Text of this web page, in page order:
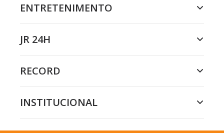
ENTRETENIMENTO
JR 24H
RECORD
INSTITUCIONAL